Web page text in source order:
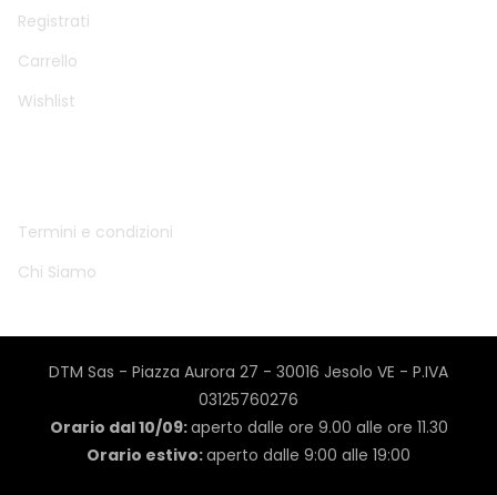
Registrati
Carrello
Wishlist
Termini e condizioni
Chi Siamo
DTM Sas - Piazza Aurora 27 - 30016 Jesolo VE - P.IVA
03125760276
Orario dal 10/09:aperto dalle ore 9.00 alle ore 11.30
Orario estivo:aperto dalle 9:00 alle 19:00